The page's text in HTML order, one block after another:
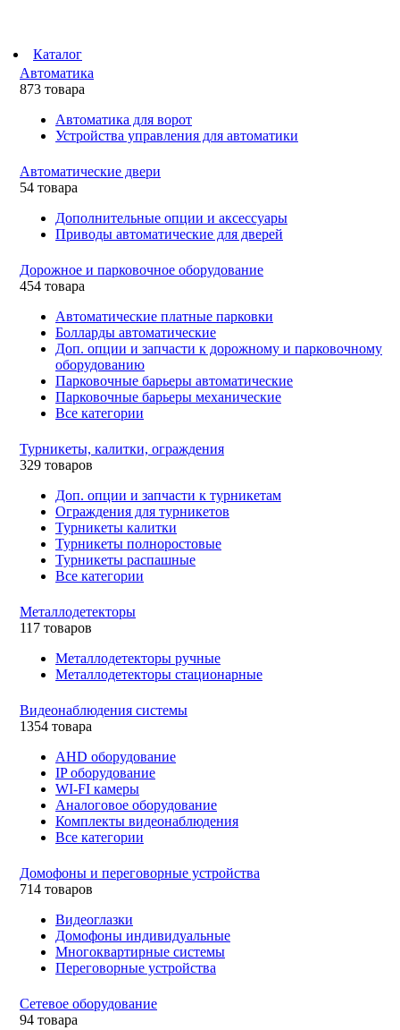
Каталог
Автоматика
873 товара
Автоматика для ворот
Устройства управления для автоматики
Автоматические двери
54 товара
Дополнительные опции и аксессуары
Приводы автоматические для дверей
Дорожное и парковочное оборудование
454 товара
Автоматические платные парковки
Болларды автоматические
Доп. опции и запчасти к дорожному и парковочному
оборудованию
Парковочные барьеры автоматические
Парковочные барьеры механические
Все категории
Турникеты, калитки, ограждения
329 товаров
Доп. опции и запчасти к турникетам
Ограждения для турникетов
Турникеты калитки
Турникеты полноростовые
Турникеты распашные
Все категории
Металлодетекторы
117 товаров
Металлодетекторы ручные
Металлодетекторы стационарные
Видеонаблюдения cистемы
1354 товара
AHD оборудование
IP оборудование
WI-FI камеры
Аналоговое оборудование
Комплекты видеонаблюдения
Все категории
Домофоны и переговорные устройства
714 товаров
Видеоглазки
Домофоны индивидуальные
Многоквартирные системы
Переговорные устройства
Сетевое оборудование
94 товара